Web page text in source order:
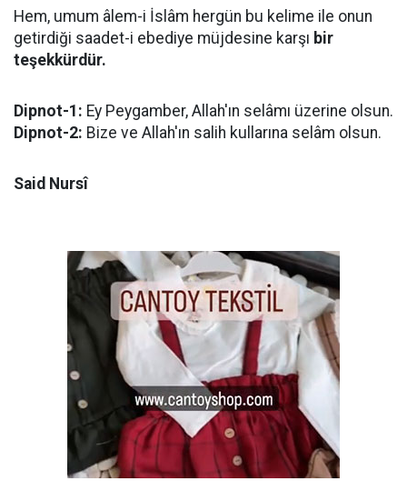
Hem, umum âlem-i İslâm hergün bu kelime ile onun
getirdiği saadet-i ebediye müjdesine karşı bir
teşekkürdür.
Dipnot-1: Ey Peygamber, Allah'ın selâmı üzerine olsun.
Dipnot-2: Bize ve Allah'ın salih kullarına selâm olsun.
Said Nursî